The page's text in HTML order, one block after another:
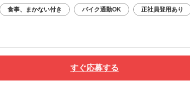
食事、まかない付き バイク通勤OK 正社員登用あり
すぐ応募する